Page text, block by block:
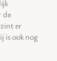
de
er
is ook nog